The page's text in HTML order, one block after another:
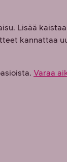
Lisää
kannattaa
Varaa